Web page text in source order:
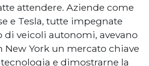
attendere. Aziende come
e Tesla, tutte impegnate
di veicoli autonomi, avevano
York un mercato chiave
e dimostrarne la